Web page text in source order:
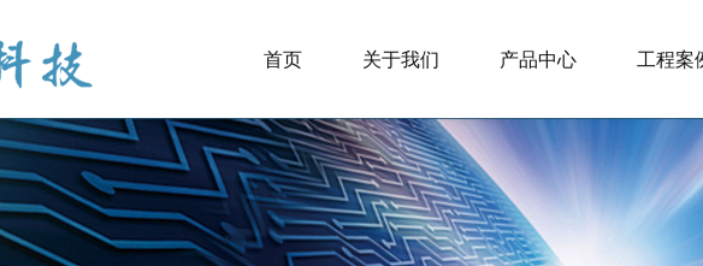
首页 关于我们 产品中心 工程案